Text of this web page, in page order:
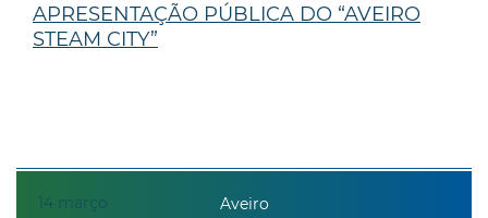
14 março
APRESENTAÇÃO PÚBLICA DO “AVEIRO
STEAM CITY”
Aveiro